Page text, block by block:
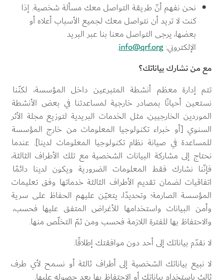
نحن نفهم أنّ طريقة التواصل معك مسألة شخصية. إذا
كنت لا تريد أن نتواصل معك لجميع الأسباب أعلاه أو
بعضها، يرجى التواصل معنا بنا عبر البريد
الإلكتروني: info@qrf.org
.
مع من نشارك بياناتك؟
تتم إدارة معظم أنشطة المتبرعين داخل المؤسسة، لكنّنا
نستعين أحيانًا بمصادر خارجية لمساعدتنا في بعض الأنشطة
الموردين الخارجيين، مثل الخدمات البريدية لتوزيع مجلة الأثر
السنوي [أو خبراء تكنولوجيا المعلومات من خارج المؤسسة
للمساعدة في صيانة نظام تكنولوجيا المعلومات لدينا]. عندما
نحتاج إلى مشاركة البيانات الشخصية مع تلك الأطراف الثالثة،
فإنّنا نشارك فقط المعلومات الضرورية ويكون لدينا دائمًا
اتفاقيات لضمان تقديم الأطراف الثالثة خدماتها وفق تعليمات
المؤسسة الصارمة؛ وتحديدًا، يتعيّن عليهم الحفاظ على سرية
وأمن البيانات واستخدامها للأغراض المتفق عليها فحسب،
والاحتفاظ بها للفترة اللازمة فحسب ومن ثمّ التخلّص منها.
لا نقدّم بياناتك إلى أحد دون موافقتك إطلاقًا.
لا نبيع بياناتك الشخصية إلى أطراف ثالثة أو نسمح لأي طرف
ثالث باستخدام بياناتك أو الاحتفاظ بها بعد حصوله عليها.